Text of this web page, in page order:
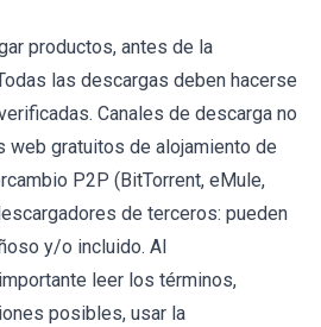
productos, antes de la
las descargas deben hacerse
Canales de descarga no
gratuitos de alojamiento de
P2P (BitTorrent, eMule,
de terceros: pueden
y/o incluido. Al
leer los términos,
posibles, usar la